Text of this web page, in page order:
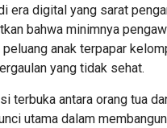
era digital yang sarat
bahwa minimnya
peluang anak terpapar
yang tidak sehat.
terbuka antara orang tua
utama dalam